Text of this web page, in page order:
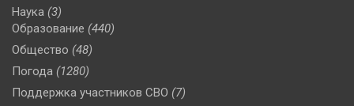
Наука (3)
Образование (440)
Общество (48)
Погода (1280)
Поддержка участников СВО (7)